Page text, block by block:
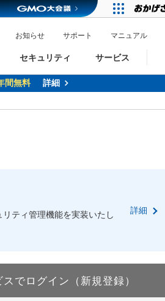
セキュリティ サービス
お知らせ サポート マニュアル
バーを含む最新の機能を使う方
ログイン可能
バーを含む最新の機能を使う方
登録可能
間無料 詳細
ティ管理機能を実装いたし
詳細
でログイン（新規登録）